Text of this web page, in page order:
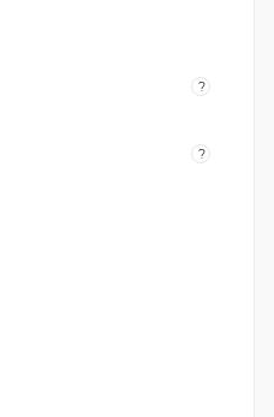
?
?